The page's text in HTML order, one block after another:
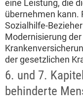
eine Leistung, die
übernehmen kann.
Sozialhilfe-
Modernisierung
der gesetzlichen
6. und 7.
behinderte